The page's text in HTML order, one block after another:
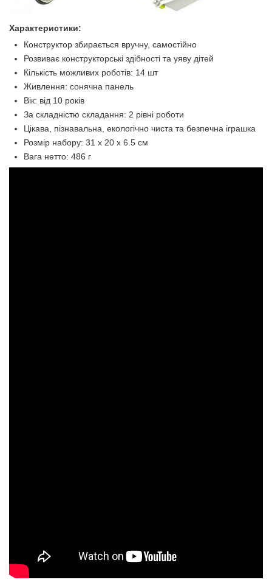
Характеристики:
Конструктор збирається вручну, самостійно
Розвиває конструкторські здібності та уяву дітей
Кількість можливих роботів: 14 шт
Живлення: сонячна панель
Вік: від 10 років
За складністю складання: 2 рівні роботи
Цікава, пізнавальна, екологічно чиста та безпечна іграшка
Розмір набору: 31 x 20 x 6.5 см
Вага нетто: 486 г